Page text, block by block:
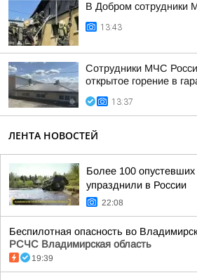
В Добром сотрудники
13:43
Сотрудники МЧС
открытое горение в
13:37
ЛЕНТА НОВОСТЕЙ
Более 100 опустевших
упразднили в России
22:08
Беспилотная опасность во
РСЧС Владимирская область
19:39